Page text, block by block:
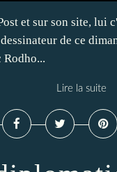
et sur son site, lui
de ce
Lire la suite